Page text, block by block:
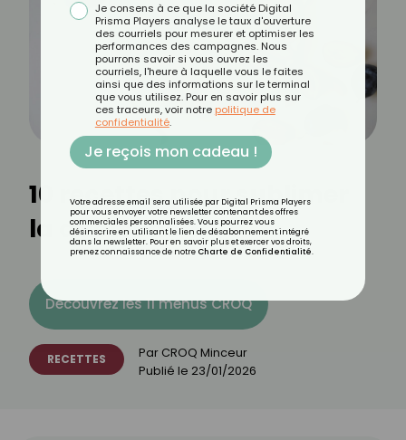
10 recettes pour sublimer
la quetsche
Découvrez les 11 menus CROQ
RECETTES Par CROQ Minceur
Publié le 23/01/2026
Je consens à ce que la société Digital
Prisma Players analyse le taux d'ouverture
des courriels pour mesurer et optimiser les
performances des campagnes. Nous
pourrons savoir si vous ouvrez les
courriels, l'heure à laquelle vous le faites
ainsi que des informations sur le terminal
que vous utilisez. Pour en savoir plus sur
ces traceurs, voir notre politique de
confidentialité.
Je reçois mon cadeau !
Votre adresse email sera utilisée par Digital Prisma Players
pour vous envoyer votre newsletter contenant des offres
commerciales personnalisées. Vous pourrez vous
désinscrire en utilisant le lien de désabonnement intégré
dans la newsletter. Pour en savoir plus et exercer vos droits,
prenez connaissance de notre Charte de Confidentialité.